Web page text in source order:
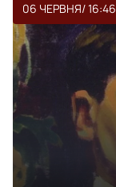
06 ЧЕРВНЯ/ 16:46